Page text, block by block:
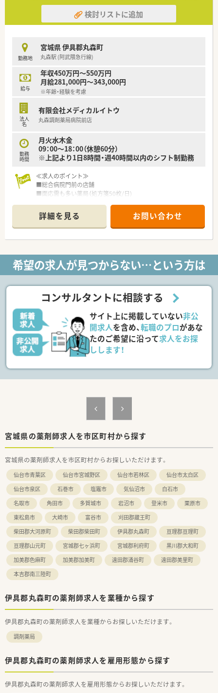
検討リストに追加
勤務地
宮城県 伊具郡丸森町
丸森駅 (阿武隈急行線)
給与
年収450万円～550万円
月給281,000円～343,000円
※年齢・経験を考慮
法人
名
有限会社メディカルイトウ
丸森調剤薬局病院前店
勤務
時間
月火水木金
09：00～18：00（休憩60分）
※上記より1日8時間・週40時間以内のシフト制勤務
≪求人のポイント≫
■総合病院門前の店舗
■面応需も多い薬局（処方箋50枚/日)
■災害対応型の作りで特徴的な店舗バリアフリーに配慮した店
舗♪
≪こんな方にオススメ≫
■フォロー体制充実の環境でメリハリをつけて働きたい方
■処方箋枚数に対しゆとりある人員体制の店舗で、患者様とのお
時間を大切にしたい方
■宮城県の県南エリアを中心に調剤薬局の店舗展開中の地場企
業です。
■幅広い年代が活躍し、社内委員会活動を積極的に行い、ボトム
アップで会社を良くしていく社風が魅力です。
■代表取締役は柔らかい人柄で薬剤師としても勤務しているた
め、風通しの良い職場環境で働けます。
■在宅・かかりつけにも注力しており、地域に密着し県南エリア
■新卒採用もスタートしました！門前クリニックの処方をじっく
り学ぶ、総合病院の科目を広く触れる、在宅の経験を積む、学会
が可能です！住宅手当、奨学金制度などの福利厚生も気になる
方、まずはお気軽にご相談ください。
詳細を見る お問い合わせ
希望の求人が見つからない…という方は
コンサルタントに相談する
サイト上に掲載していない非公
開求人を含め、転職のプロがあな
たのご希望に沿って求人をお探
しします！
宮城県の薬剤師求人を市区町村から探す
宮城県の薬剤師求人を市区町村からお探しいただけます。
仙台市青葉区 仙台市宮城野区 仙台市若林区
仙台市太白区
仙台市泉区
石巻市 塩竈市 気仙沼市
白石市
名取市
角田市 多賀城市 岩沼市 登米市
栗原市
東松島市
大崎市 富谷市
刈田郡蔵王町
柴田郡大河原町
柴田郡柴田町 伊具郡丸森町
亘理郡亘理町
亘理郡山元町
宮城郡七ヶ浜町 宮城郡利府町
黒川郡大和町
加美郡色麻町
加美郡加美町 遠田郡涌谷町
遠田郡美里町
本吉郡南三陸町
伊具郡丸森町の薬剤師求人を業種から探す
伊具郡丸森町の薬剤師求人を業種からお探しいただけます。
調剤薬局
伊具郡丸森町の薬剤師求人を雇用形態から探す
伊具郡丸森町の薬剤師求人を雇用形態からお探しいただけます。